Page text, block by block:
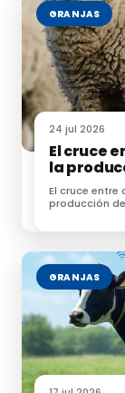
GRANJAS
24 jul 2026
El cruce
la
El cruce entre
producción
GRANJAS